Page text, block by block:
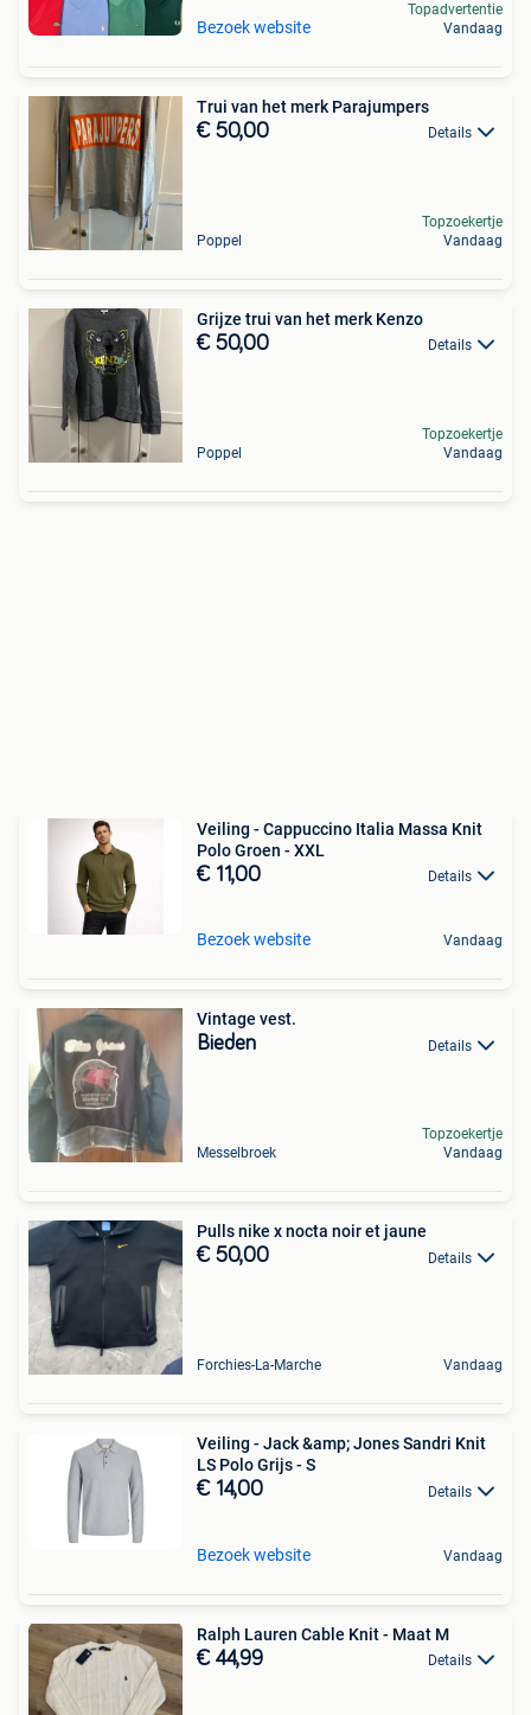
Bezoek website
Topadvertentie
Vandaag
Trui van het merk Parajumpers
€ 50,00 Details
Poppel
Topzoekertje
Vandaag
Grijze trui van het merk Kenzo
€ 50,00 Details
Poppel
Topzoekertje
Vandaag
Veiling - Cappuccino Italia Massa Knit
Polo Groen - XXL
€ 11,00 Details
Bezoek website Vandaag
Vintage vest.
Bieden Details
Messelbroek
Topzoekertje
Vandaag
Pulls nike x nocta noir et jaune
€ 50,00 Details
Forchies-La-Marche Vandaag
Veiling - Jack &amp; Jones Sandri Knit
LS Polo Grijs - S
€ 14,00 Details
Bezoek website Vandaag
Ralph Lauren Cable Knit - Maat M
€ 44,99 Details